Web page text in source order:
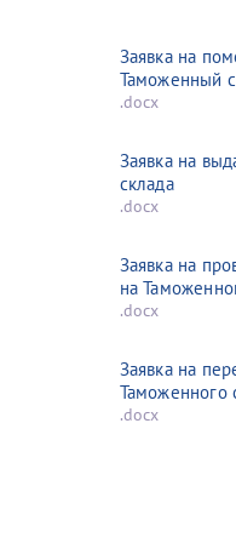
Заявка на
Таможенный
.docx
Заявка на
склада
.docx
Заявка на
на
.docx
Заявка на
Таможенного
.docx